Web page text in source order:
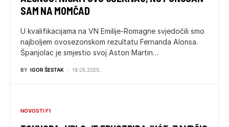
SAM NA MOMČAD
U kvalifikacijama na VN Emilije-Romagne svjedočili smo
najboljem ovosezonskom rezultatu Fernanda Alonsa.
Španjolac je smjestio svoj Aston Martin…
BY IGOR ŠESTAK 18.05.2025.
NOVOSTI F1